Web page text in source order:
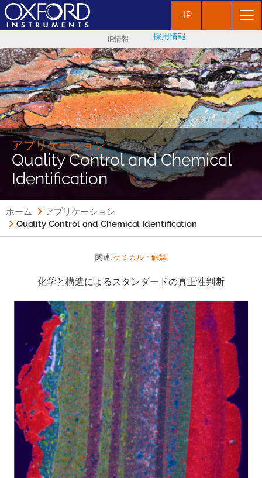
JP
IR情報 採用情報
アプリケーション
Quality Control and Chemical
Identification
ホーム
アプリケーション
Quality Control and Chemical Identification
関連: ケミカル・触媒
化学と構造によるスタンダードの真正性判断